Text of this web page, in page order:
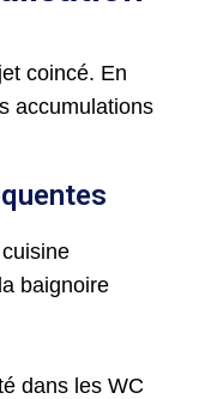
coincé. En
accumulations
baignoire
dans les WC